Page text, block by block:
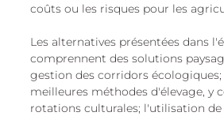
coûts ou les risques pour les
Les alternatives présentées dans
comprennent des solutions
gestion des corridors
meilleures méthodes d'élevage, y
rotations culturales; l'utilisation